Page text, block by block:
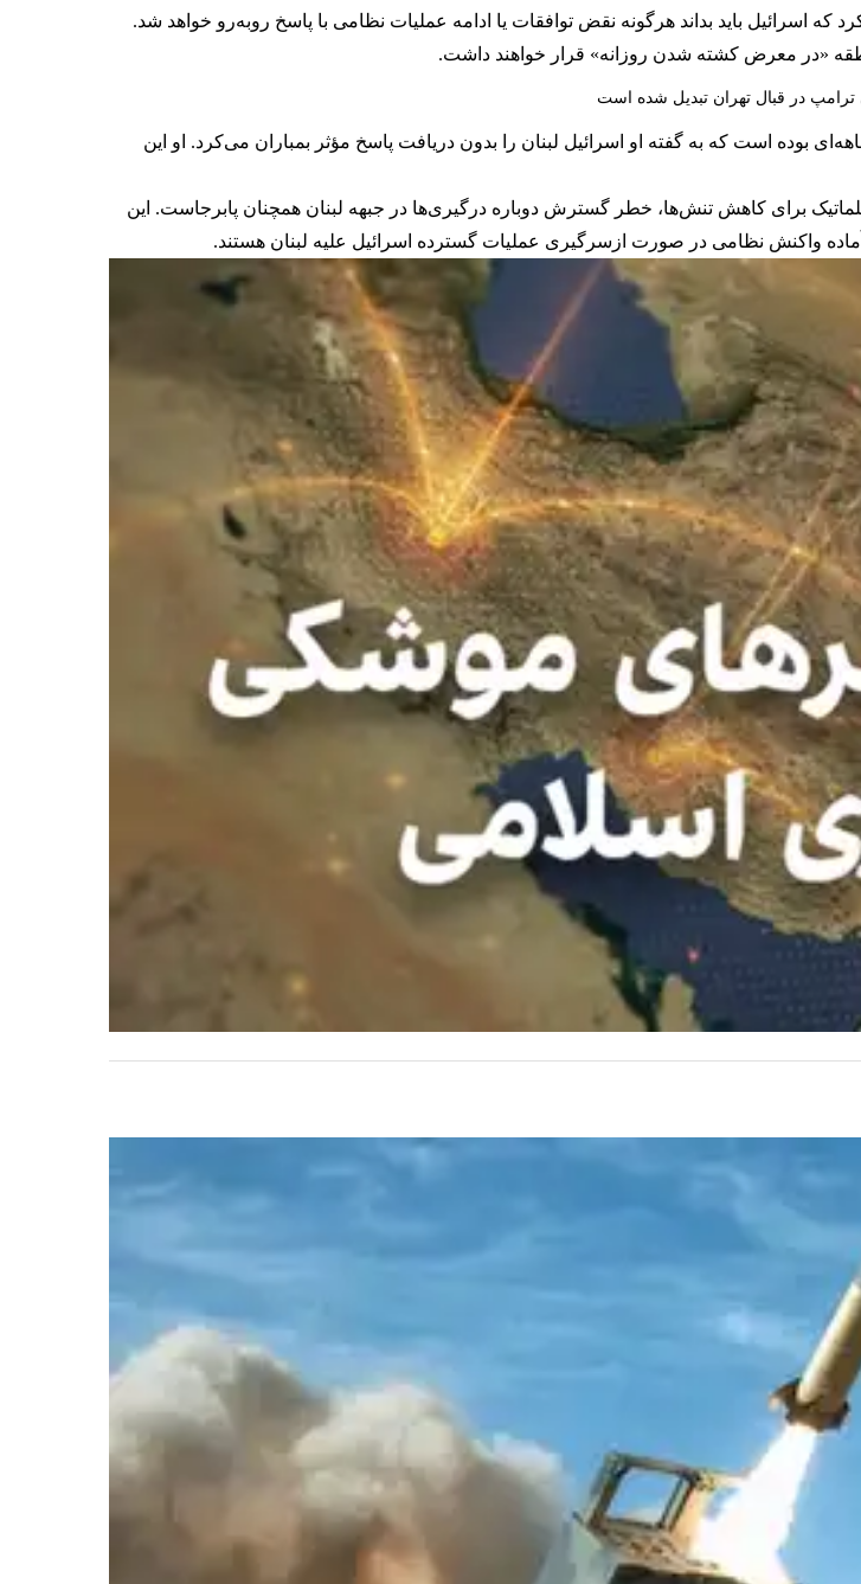
اسرائیل باید بداند هرگونه نقض توافقات یا ادامه عملیات نظامی با پاسخ روبه‌رو خواهد شد.
«در معرض کشته شدن روزانه» قرار خواهند داشت.
ترامپ در قبال تهران تبدیل شده است
مقام حوثی مدعی شد آنچه اسرائیل را به ادامه حملات تشویق کرده، دوره ۱۵ ماهه‌ای بوده است که به گفته او اسرائیل لبنان را بدون دریافت پاسخ مؤثر بمباران می‌کرد. او این
برای کاهش تنش‌ها، خطر گسترش دوباره درگیری‌ها در جبهه لبنان همچنان پابرجاست. این
واکنش نظامی در صورت ازسرگیری عملیات گسترده اسرائیل علیه لبنان هستند.